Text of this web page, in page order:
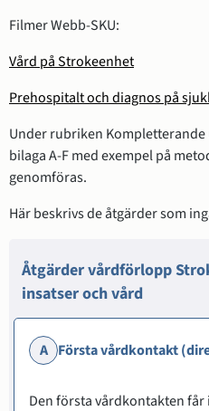
Filmer Webb-SKU:
Vård på Strokeenhet
Prehospitalt och diagnos på
Under rubriken
bilaga A-F med exempel på
genomföras.
Här beskrivs de åtgärder som
Åtgärder vårdförlopp
insatser och vård
A Första vårdkontakt
Den första vårdkontakten